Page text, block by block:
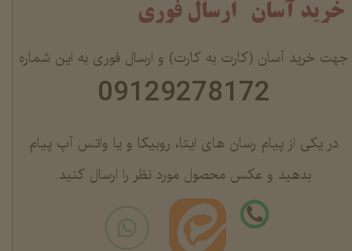
خرید آسان ارسال فوری
جهت خرید آسان (کارت به کارت) و ارسال فوری به این شماره
09129278172
در یکی از پیام رسان های ایتا، روبیکا و یا واتس آپ پیام
بدهید و عکس محصول مورد نظر را ارسال کنید.